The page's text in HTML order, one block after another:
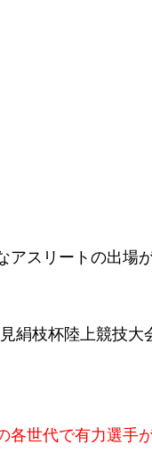
アスリートの出場
絹枝杯陸上競技
各世代で有力選手